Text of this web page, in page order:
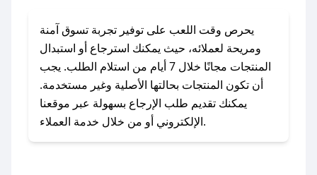
### كيف تحصل على كوبونات خصم حصرية من
وقت اللعب؟
للحصول على كوبونات وخصومات حصرية، قم بما
يلي:
- اضغط على أيقونة متابعة لمتجر وقت اللعب في
يحرص وقت اللعب على توفير تجربة تسوق آمنة
ومريحة لعملائه، حيث يمكنك استرجاع أو استبدال
المنتجات مجانًا خلال 7 أيام من استلام الطلب. يجب
أن تكون المنتجات بحالتها الأصلية وغير مستخدمة.
يمكنك تقديم طلب الإرجاع بسهولة عبر موقعنا
الإلكتروني أو من خلال خدمة العملاء.